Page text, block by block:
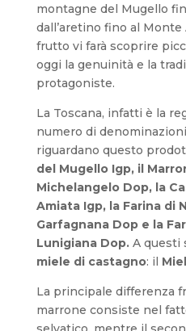
montagne del Mugello
dall’aretino fino al
frutto vi farà scoprire
oggi la genuinità e la
protagoniste.
La Toscana, infatti è la
numero di
riguardano questo
del Mugello Igp, il
Michelangelo Dop, la
Amiata Igp, la Farina di
Garfagnana Dop e la
Lunigiana Dop. A questi
miele di castagno: il
La principale differenza
marrone consiste nel